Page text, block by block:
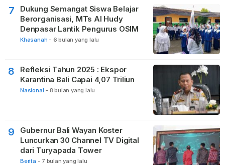
7
Dukung Semangat Siswa Belajar
Berorganisasi, MTs Al Hudy
Denpasar Lantik Pengurus OSIM
Khasanah - 6 bulan yang lalu
8
Refleksi Tahun 2025 : Ekspor
Karantina Bali Capai 4,07 Triliun
Nasional - 8 bulan yang lalu
9
Gubernur Bali Wayan Koster
Luncurkan 30 Channel TV Digital
dari Turyapada Tower
Berita - 7 bulan yang lalu